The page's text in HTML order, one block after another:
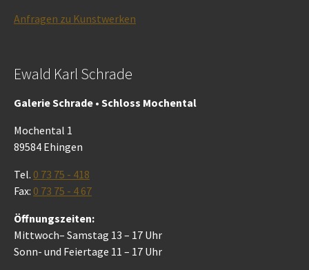
Anfragen zu Kunstwerken
Ewald Karl Schrade
Galerie Schrade • Schloss Mochental
Mochental 1
89584 Ehingen
Tel. 0 73 75 - 418
Fax: 0 73 75 - 4 67
Öffnungszeiten:
Mittwoch– Samstag 13 – 17 Uhr
Sonn- und Feiertage 11 – 17 Uhr